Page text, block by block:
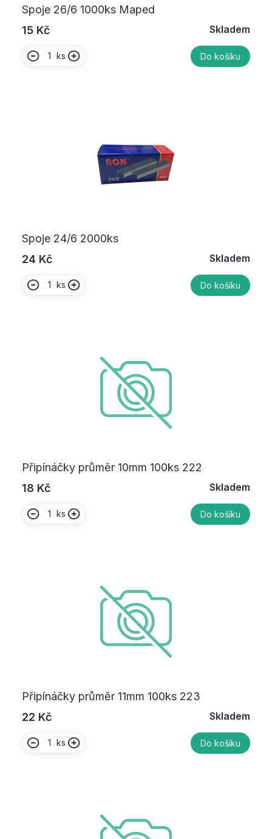
Spoje 26/6 1000ks Maped
15 Kč
Skladem
ks Do košíku
Spoje 24/6 2000ks
24 Kč
Skladem
ks Do košíku
Připínáčky průměr 10mm 100ks 222
18 Kč
Skladem
ks Do košíku
Připínáčky průměr 11mm 100ks 223
22 Kč
Skladem
ks Do košíku